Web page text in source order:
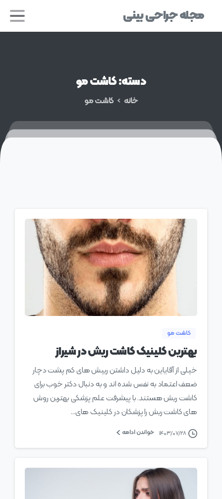
مجله جراحی بینی
دسته:کاشتمو
خانه کاشت مو
کاشت مو
بهترین کلینیک کاشت ریش در شیراز
خیلی از آقایاین به دلیل داشتن رییش های کم پشت دچار
ضعف اعتماد به نفس شده اند و به دنبال دکتر خوب برای
کاشت ریش هستند. با پیشرفت علم پزشکی بهترین روش
های کاشت ریش را پزشکان در کلینیک های...
۱۴۰۳/۰۷/۲۸ خواندن ادامه